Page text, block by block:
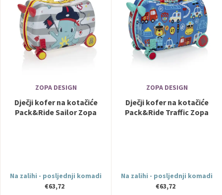
ZOPA DESIGN
Dječji kofer na kotačiće
Pack&Ride Sailor Zopa
Na zalihi - posljednji komadi
€63,72
ZOPA DESIGN
Dječji kofer na kotačiće
Pack&Ride Traffic Zopa
Na zalihi - posljednji komadi
€63,72